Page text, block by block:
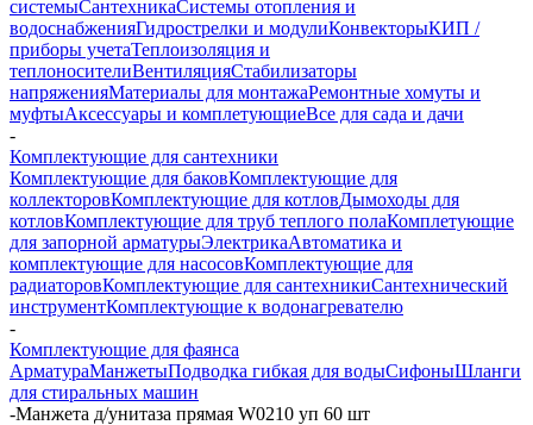
системыСантехникаСистемы отопления и
водоснабженияГидрострелки и модулиКонвекторыКИП /
приборы учетаТеплоизоляция и
теплоносителиВентиляцияСтабилизаторы
напряженияМатериалы для монтажаРемонтные хомуты и
муфтыАксессуары и комплетующиеВсе для сада и дачи
-
Комплектующие для сантехники
Комплектующие для баковКомплектующие для
коллекторовКомплектующие для котловДымоходы для
котловКомплектующие для труб теплого полаКомплетующие
для запорной арматурыЭлектрикаАвтоматика и
комплектующие для насосовКомплектующие для
радиаторовКомплектующие для сантехникиСантехнический
инструментКомплектующие к водонагревателю
-
Комплектующие для фаянса
АрматураМанжетыПодводка гибкая для водыСифоныШланги
для стиральных машин
-Манжета д/унитаза прямая W0210 уп 60 шт